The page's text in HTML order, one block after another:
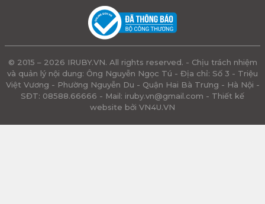
© 2015 – 2026 IRUBY.VN. All rights reserved. - Chịu trách nhiệm
và quản lý nội dung: Ông Nguyễn Ngọc Tú - Địa chỉ: Số 3 - Triệu
Việt Vương - Phường Nguyễn Du - Quận Hai Bà Trưng - Hà Nội -
SĐT: 08588.66666 - Mail: iruby.vn@gmail.com - Thiết kế
website bởi VN4U.VN